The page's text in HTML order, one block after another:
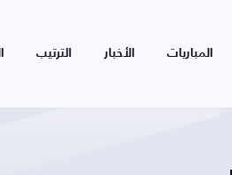
المباريات الأخبار الترتيب